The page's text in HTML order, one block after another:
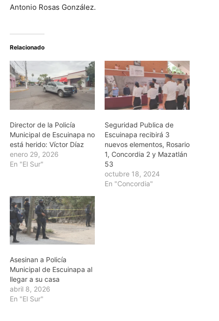
Antonio Rosas González.
Relacionado
Director de la Policía
Municipal de Escuinapa no
está herido: Víctor Díaz
enero 29, 2026
En "El Sur"
Seguridad Publica de
Escuinapa recibirá 3
nuevos elementos, Rosario
1, Concordia 2 y Mazatlán
53
octubre 18, 2024
En "Concordia"
Asesinan a Policía
Municipal de Escuinapa al
llegar a su casa
abril 8, 2026
En "El Sur"